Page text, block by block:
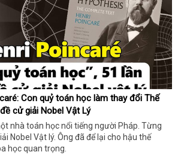
Con quỷ toán học làm thay đổi Thế
cử giải Nobel Vật Lý
nhà toán học nổi tiếng người Pháp. Từng
Nobel Vật lý. Ông đã để lại cho hậu thế
học quan trọng.